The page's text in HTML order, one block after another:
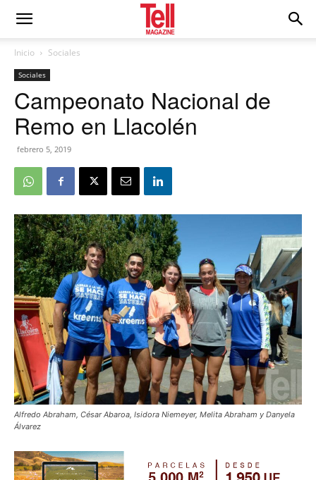
Inicio Sociales
Sociales
Campeonato Nacional de
Remo en Llacolén
febrero 5, 2019
Alfredo Abraham, César Abaroa, Isidora Niemeyer, Melita Abraham y Danyela
Álvarez